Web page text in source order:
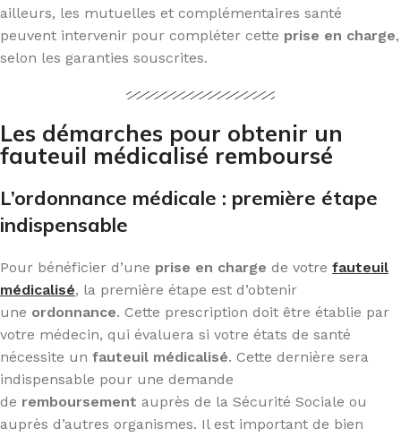
ailleurs, les mutuelles et complémentaires santé
peuvent intervenir pour compléter cette prise en charge,
selon les garanties souscrites.
Les démarches pour obtenir un
fauteuil médicalisé remboursé
L’ordonnance médicale : première étape
indispensable
Pour bénéficier d’une prise en charge de votre fauteuil
médicalisé, la première étape est d’obtenir
une ordonnance. Cette prescription doit être établie par
votre médecin, qui évaluera si votre états de santé
nécessite un fauteuil médicalisé. Cette dernière sera
indispensable pour une demande
de remboursement auprès de la Sécurité Sociale ou
auprès d’autres organismes. Il est important de bien